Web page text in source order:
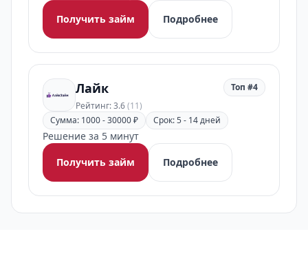
Получить займ
Подробнее
Лайк
Рейтинг: 3.6(11)
Топ #4
Сумма: 1000 - 30000 ₽ Срок: 5 - 14 дней
Решение за 5 минут
Получить займ
Подробнее